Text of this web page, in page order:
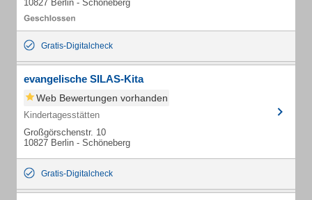
10827 Berlin - Schöneberg
Gratis-Digitalcheck
evangelische SILAS-Kita
Web Bewertungen vorhanden
Kindertagesstätten
Großgörschenstr. 10
10827 Berlin - Schöneberg
Gratis-Digitalcheck